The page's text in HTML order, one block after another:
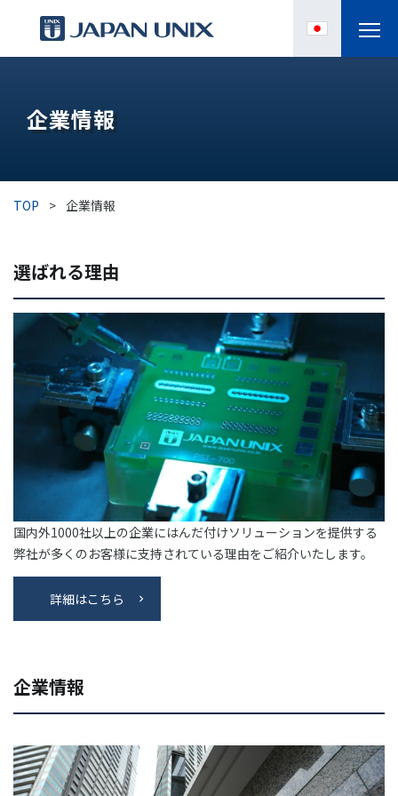
IPC
導入事例
お役立ち情報
企業情報
03-3588-0551
お問い合わせ
企業情報
TOP > 企業情報
選ばれる理由
国内外1000社以上の企業にはんだ付けソリューションを提供する
弊社が多くのお客様に支持されている理由をご紹介いたします。
詳細はこちら
企業情報